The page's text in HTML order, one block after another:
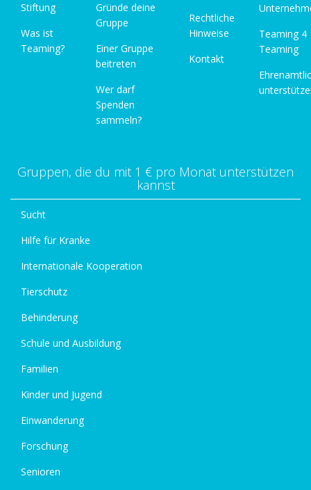
Stiftung
Was ist
Teaming?
Gründe deine
Gruppe
Einer Gruppe
beitreten
Wer darf
Spenden
sammeln?
Rechtliche
Hinweise
Kontakt
Teaming 4
Teaming
Gruppen, die du mit 1 € pro Monat unterstützen
kannst
Sucht
Hilfe für Kranke
Internationale Kooperation
Tierschutz
Behinderung
Schule und Ausbildung
Familien
Kinder und Jugend
Einwanderung
Forschung
Senioren